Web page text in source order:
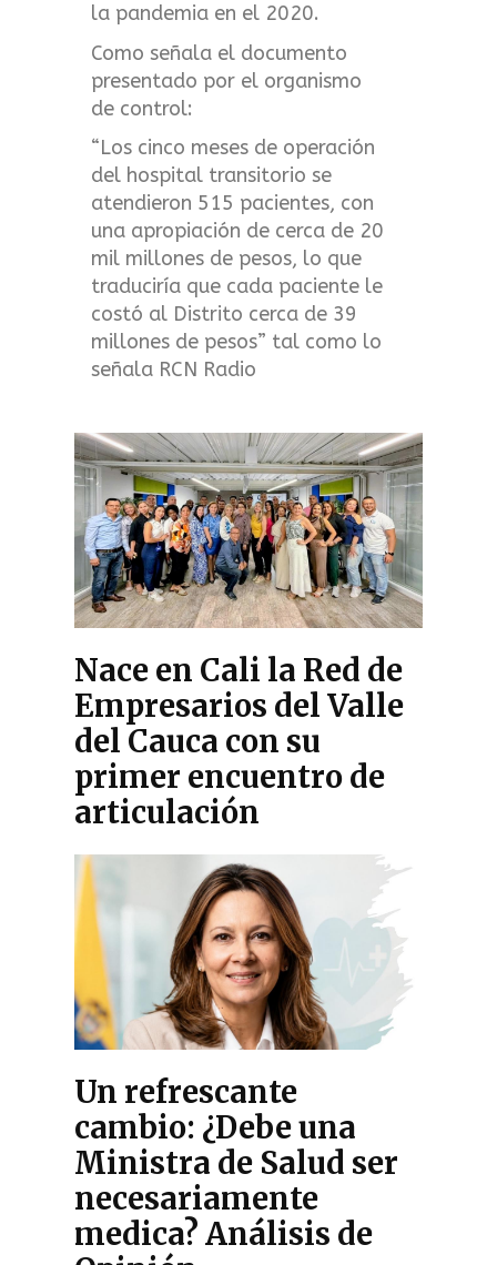
la pandemia en el 2020.
Como señala el documento
presentado por el organismo
de control:
“Los cinco meses de operación
del hospital transitorio se
atendieron 515 pacientes, con
una apropiación de cerca de 20
mil millones de pesos, lo que
traduciría que cada paciente le
costó al Distrito cerca de 39
millones de pesos” tal como lo
señala RCN Radio
Nace en Cali la Red de
Empresarios del Valle
del Cauca con su
primer encuentro de
articulación
Un refrescante
cambio: ¿Debe una
Ministra de Salud ser
necesariamente
medica? Análisis de